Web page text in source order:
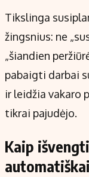
Tikslinga
žingsnius: ne
„šiandien
pabaigti darbai
ir leidžia vakaro
tikrai pajudėjo.
Kaip